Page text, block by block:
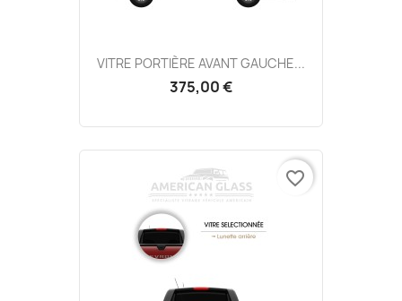
VITRE PORTIÈRE AVANT GAUCHE...
375,00 €
favorite_border